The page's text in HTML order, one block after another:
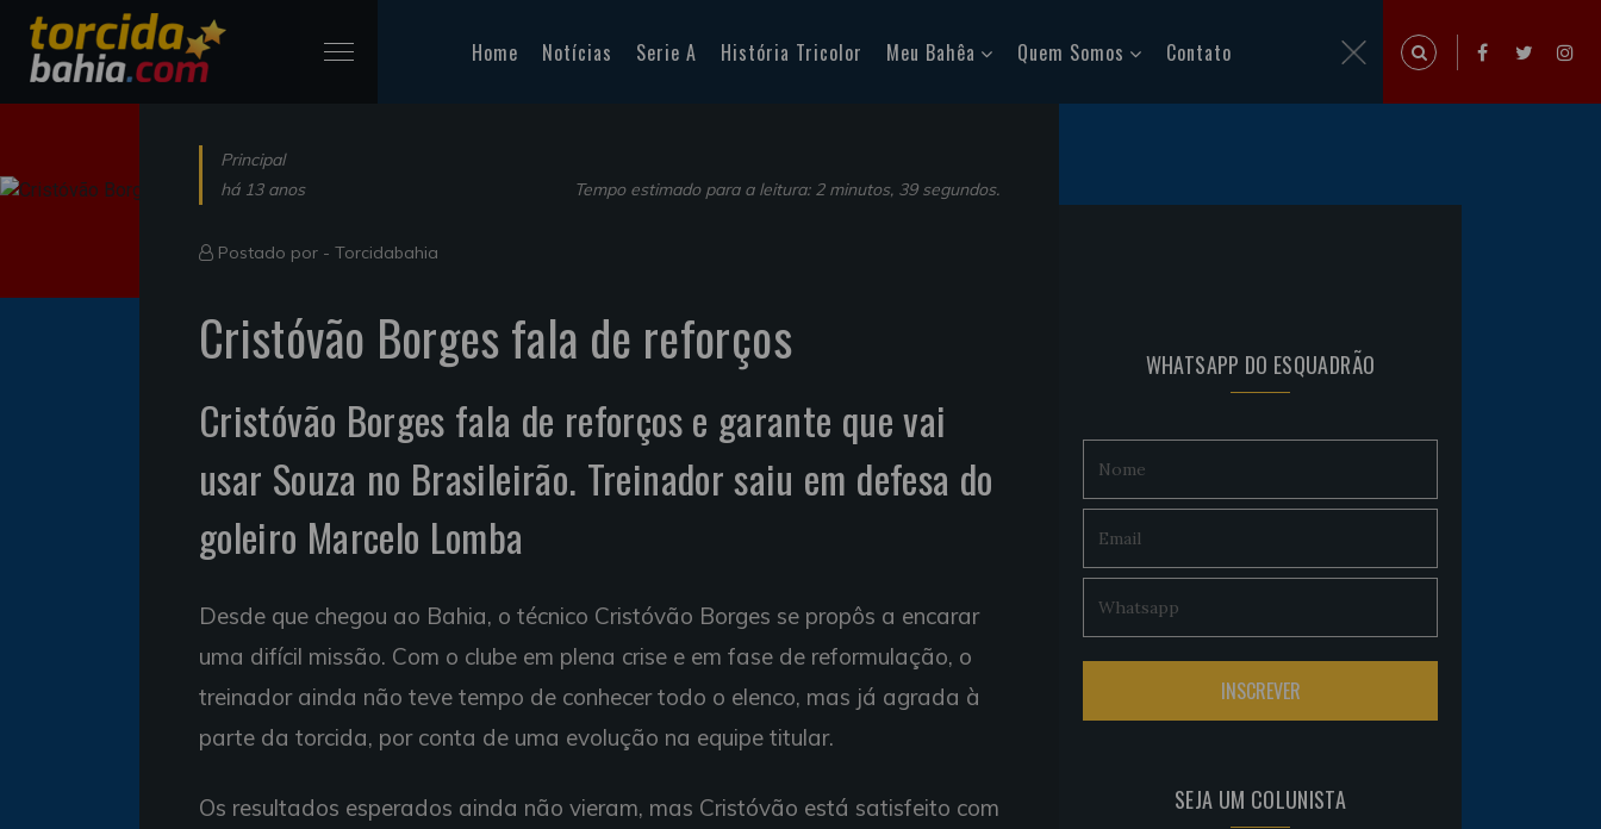
Home Notícias Serie A História Tricolor Meu Bahêa Quem Somos Contato
Principal
há 13 anos
Tempo estimado para a leitura: 2 minutos, 39 segundos.
Postado por - Torcidabahia
Cristóvão Borges fala de reforços
Cristóvão Borges fala de reforços e garante que vai
usar Souza no Brasileirão. Treinador saiu em defesa do
goleiro Marcelo Lomba
Desde que chegou ao Bahia, o técnico Cristóvão Borges se propôs a encarar
uma difícil missão. Com o clube em plena crise e em fase de reformulação, o
treinador ainda não teve tempo de conhecer todo o elenco, mas já agrada à
parte da torcida, por conta de uma evolução na equipe titular.
Os resultados esperados ainda não vieram, mas Cristóvão está satisfeito com
WHATSAPP DO ESQUADRÃO
SEJA UM COLUNISTA